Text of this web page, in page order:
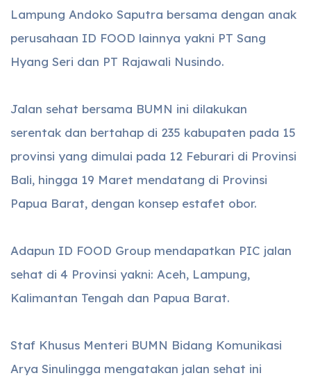
Lampung Andoko Saputra bersama dengan anak
perusahaan ID FOOD lainnya yakni PT Sang
Hyang Seri dan PT Rajawali Nusindo.
Jalan sehat bersama BUMN ini dilakukan
serentak dan bertahap di 235 kabupaten pada 15
provinsi yang dimulai pada 12 Feburari di Provinsi
Bali, hingga 19 Maret mendatang di Provinsi
Papua Barat, dengan konsep estafet obor.
Adapun ID FOOD Group mendapatkan PIC jalan
sehat di 4 Provinsi yakni: Aceh, Lampung,
Kalimantan Tengah dan Papua Barat.
Staf Khusus Menteri BUMN Bidang Komunikasi
Arya Sinulingga mengatakan jalan sehat ini